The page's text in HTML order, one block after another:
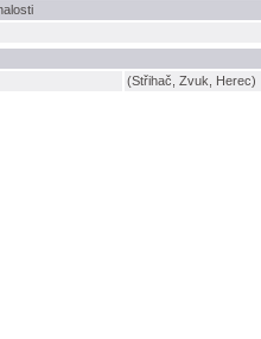
(Střihač, Zvuk, Herec)